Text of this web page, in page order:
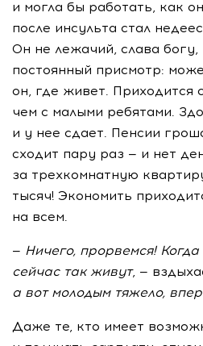
и могла бы работать, как
после инсульта стал
Он не лежачий, слава
постоянный присмотр:
он, где живет. Приходится
чем с малыми ребятами.
и у нее сдает. Пенсии
сходит пару раз — и нет
за трехкомнатную
тысяч! Экономить
на всем.
— Ничего, прорвемся!
сейчас так живут, —
а вот молодым тяжело,
Даже те, кто имеет